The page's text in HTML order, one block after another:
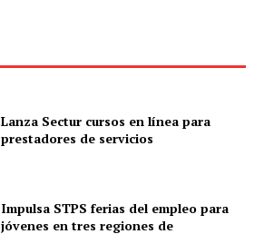
Lanza Sectur cursos en línea para
prestadores de servicios
Impulsa STPS ferias del empleo para
jóvenes en tres regiones de